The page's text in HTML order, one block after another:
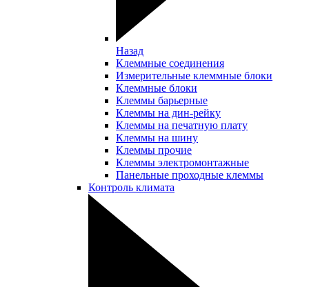
Назад
Клеммные соединения
Измерительные клеммные блоки
Клеммные блоки
Клеммы барьерные
Клеммы на дин-рейку
Клеммы на печатную плату
Клеммы на шину
Клеммы прочие
Клеммы электромонтажные
Панельные проходные клеммы
Контроль климата